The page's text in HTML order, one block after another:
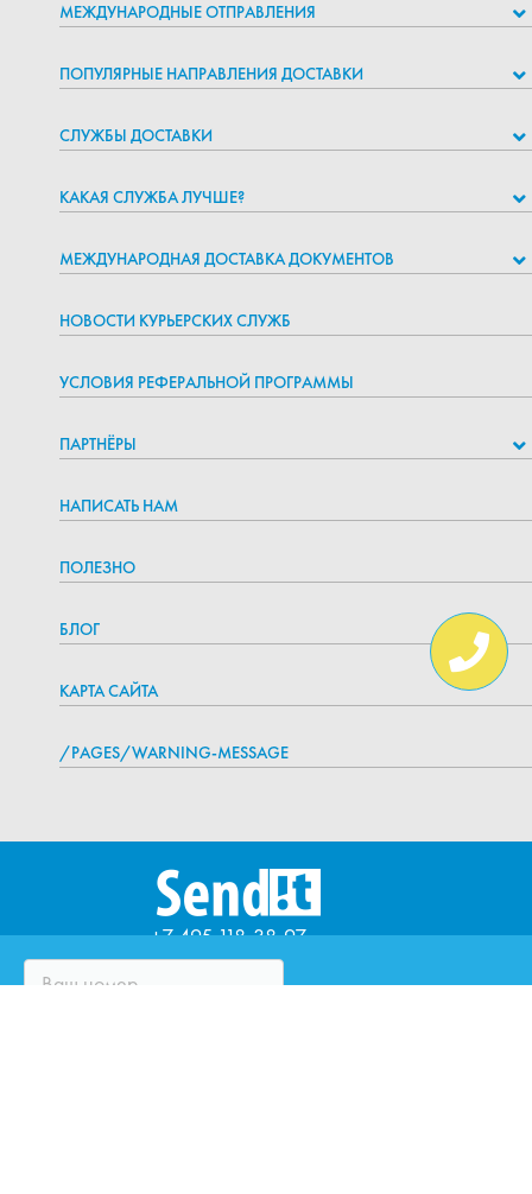
МЕЖДУНАРОДНЫЕ ОТПРАВЛЕНИЯ
ПОПУЛЯРНЫЕ НАПРАВЛЕНИЯ ДОСТАВКИ
СЛУЖБЫ ДОСТАВКИ
КАКАЯ СЛУЖБА ЛУЧШЕ?
МЕЖДУНАРОДНАЯ ДОСТАВКА ДОКУМЕНТОВ
НОВОСТИ КУРЬЕРСКИХ СЛУЖБ
УСЛОВИЯ РЕФЕРАЛЬНОЙ ПРОГРАММЫ
ПАРТНЁРЫ
НАПИСАТЬ НАМ
ПОЛЕЗНО
БЛОГ
КАРТА САЙТА
/PAGES/WARNING-MESSAGE
+7 495 118-38-97